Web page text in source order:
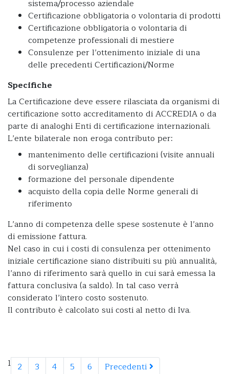
sistema/processo aziendale
Certificazione obbligatoria o volontaria di prodotti
Certificazione obbligatoria o volontaria di
competenze professionali di mestiere
Consulenze per l’ottenimento iniziale di una
delle precedenti Certificazioni/Norme
Specifiche
La Certificazione deve essere rilasciata da organismi di
certificazione sotto accreditamento di ACCREDIA o da
parte di analoghi Enti di certificazione internazionali.
L’ente bilaterale non eroga contributo per:
mantenimento delle certificazioni (visite annuali
di sorveglianza)
formazione del personale dipendente
acquisto della copia delle Norme generali di
riferimento
L’anno di competenza delle spese sostenute è l’anno
di emissione fattura.
Nel caso in cui i costi di consulenza per ottenimento
iniziale certificazione siano distribuiti su più annualità,
l’anno di riferimento sarà quello in cui sarà emessa la
fattura conclusiva (a saldo). In tal caso verrà
considerato l’intero costo sostenuto.
Il contributo è calcolato sui costi al netto di Iva.
1 2 3 4 5 6 Precedenti